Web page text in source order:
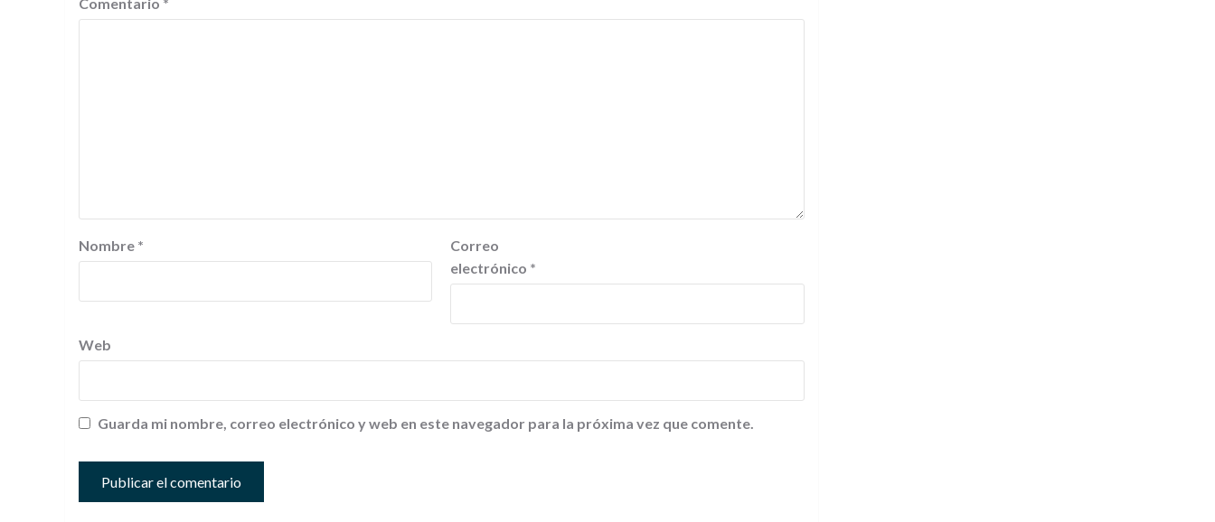
Nombre *
Correo
electrónico *
Web
Guarda mi nombre, correo electrónico y web en este navegador para la próxima vez que comente.